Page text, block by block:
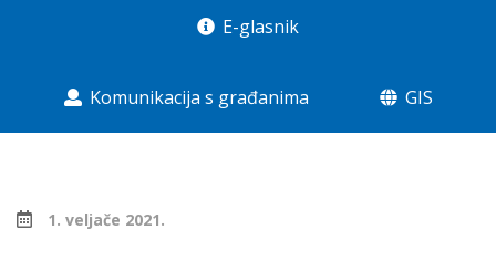
E-glasnik
Komunikacija s građanima GIS
1. veljače 2021.